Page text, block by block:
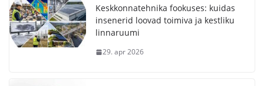
Keskkonnatehnika fookuses: kuidas
insenerid loovad toimiva ja kestliku
linnaruumi
29. apr 2026